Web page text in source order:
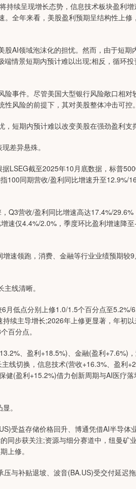
持续呈现增长态势，信息技术板块盈利
全年来看，美股盈利预期呈结构性上修
AI领域泡沫化的担忧。然而，由于短期
情景短期内预计难以出现;相反，循环
事件。尽管美国大型银行风险敞口相
风险的前提下，其对美股整体冲击可控。
短期内预计难以改变美股在强劲盈利支
差异悬殊。
LSEG截至2025年10月底数据，标普
100同期营收/盈利同比增速升至12.9%/
Q3营收/盈利同比增速高达17.4%/29.6%
速仅4.4%/2.0%，季度环比盈利增速降
速领跑，消费、金融等行业业绩预期较
线清晰。
低点分别上修1.0/1.5个百分点至5.2%/
续主导增长;2026年上修更显著，年初
百分点。
、盈利+18.5%)、金融(盈利+7.6%)
线切换，信息技术(营收+16.3%、盈利
健(盈利+15.2%)借力创新周期与AI医疗
。
受益存储价格回升、博通凭借AI半导体
步获关注;资源与细分赛道中，纽曼矿
上修。
与补贴退坡、波音(BA.US)受交付延迟
0.57% 深证成指